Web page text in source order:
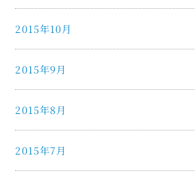
2015年10月
2015年9月
2015年8月
2015年7月